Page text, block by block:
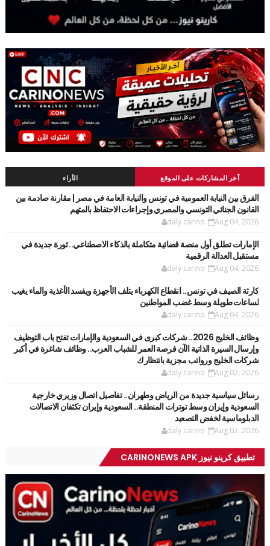
آخر المشاركات على الموقع الأراء
الفرق بين النيابة العمومية في تونس والنيابة العامة في مصر | مقارنة صادمة بين
القانون الجنائي التونسي والمصري وإجراءات الاحتفاظ بالمتهم
daly carino Aug 04, 2026
الإمارات تطلق أول منصة قضائية متكاملة بالذكاء الاصطناعي.. ثورة جديدة في
مستقبل العدالة الرقمية
daly carino Aug 04, 2026
كارثة الصيف في تونس.. انقطاع الكهرباء يتلف الأجهزة ويفسد الأغذية والماء يغيب
لساعات طويلة وسط غضب المواطنين
daly carino Aug 04, 2026
وظائف الخليج 2026.. شركات كبرى في السعودية والإمارات تفتح باب التوظيف
وإرسال السيرة الذاتية الآن فرصة العمر للشباب العرب.. وظائف شاغرة في أكبر
شركات الخليج ورواتب مجزية بانتظارك
daly carino Aug 02, 2026
رسائل سياسية جديدة من الرياض وطهران.. تفاصيل اتصال وزيري خارجية
السعودية وإيران وسط توترات المنطقة.. السعودية وإيران تكثفان الاتصالات
الدبلوماسية لخفض التصعيد
daly carino Aug 02, 2026
تطبيق كرينو نيوز CARINONEWS APK